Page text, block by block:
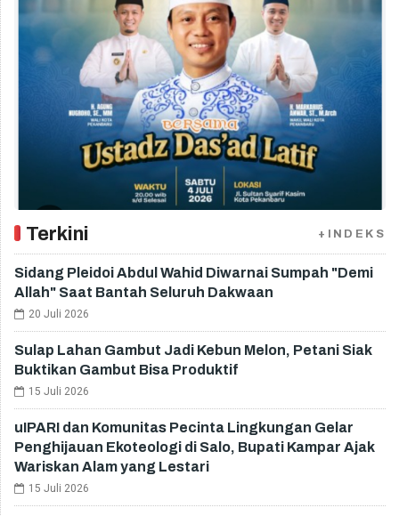
Terkini +INDEKS
Sidang Pleidoi Abdul Wahid Diwarnai Sumpah "Demi
Allah" Saat Bantah Seluruh Dakwaan
20 Juli 2026
Sulap Lahan Gambut Jadi Kebun Melon, Petani Siak
Buktikan Gambut Bisa Produktif
15 Juli 2026
uIPARI dan Komunitas Pecinta Lingkungan Gelar
Penghijauan Ekoteologi di Salo, Bupati Kampar Ajak
Wariskan Alam yang Lestari
15 Juli 2026